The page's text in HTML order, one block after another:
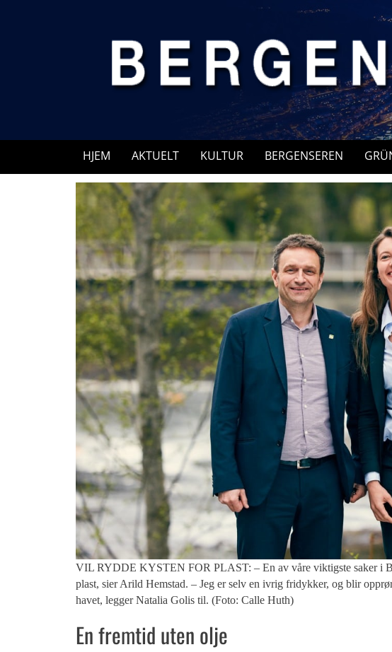
HJEM AKTUELT KULTUR BERGENSEREN
VIL RYDDE KYSTEN FOR PLAST: – En av våre viktigste saker i
plast, sier Arild Hemstad. – Jeg er selv en ivrig fridykker, og blir
havet, legger Natalia Golis til. (Foto: Calle Huth)
En fremtid uten olje